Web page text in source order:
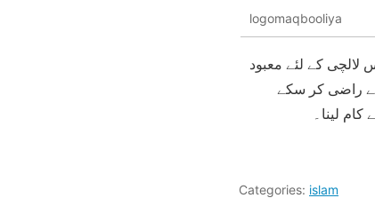
logomaqbooliya
کے لئے معبود
راضی کر سکے
لینا۔
Categories: islam